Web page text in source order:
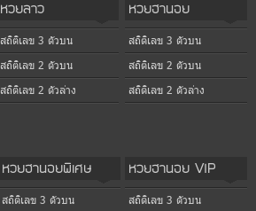
หวยลาว
สถิติเลข 3 ตัวบน
สถิติเลข 2 ตัวบน
สถิติเลข 2 ตัวล่าง
หวยฮานอย
สถิติเลข 3 ตัวบน
สถิติเลข 2 ตัวบน
สถิติเลข 2 ตัวล่าง
หวยฮานอยพิเศษ
สถิติเลข 3 ตัวบน
หวยฮานอย VIP
สถิติเลข 3 ตัวบน